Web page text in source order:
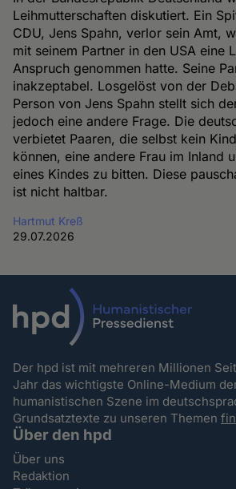
Leihmutterschaften diskutiert. Ein
CDU, Jens Spahn, verlor sein Amt,
mit seinem Partner in den USA eine
Anspruch genommen hatte. Seine
inakzeptabel. Losgelöst von der
Person von Jens Spahn stellt sich
jedoch eine andere Frage. Die
verbietet Paaren, die selbst kein
können, eine andere Frau im Inland
eines Kindes zu bitten. Diese
ist nicht haltbar.
Hartmut Kreß
29.07.2026
Der hpd ist mit mehreren Millionen
Jahr das wichtigste Online-Medium
humanistischen Szene im
Grundsatztexte zu unseren Themen
Über den hpd
Über uns
Redaktion